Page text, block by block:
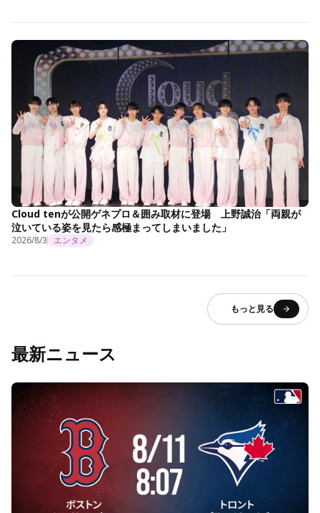
Cloud tenが公開ゲネプロ＆囲み取材に登場 上野誠治「両親が
泣いている姿を見たら感極まってしまいました」
2026/8/3 エンタメ
もっと見る
最新ニュース